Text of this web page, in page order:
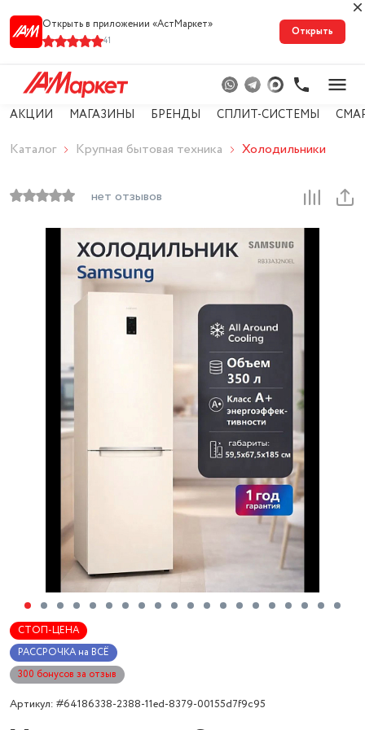
Открыть в приложении «АстМарке‪т‬»
41
Открыть
АКЦИИ МАГАЗИНЫ БРЕНДЫ СПЛИТ-СИСТЕМЫ
Каталог Крупная бытовая техника Холодильники
нет отзывов
СТОП-ЦЕНА
РАССРОЧКА на ВСЁ
300 бонусов за отзыв
Артикул: #64186338-2388-11ed-8379-00155d7f9c95